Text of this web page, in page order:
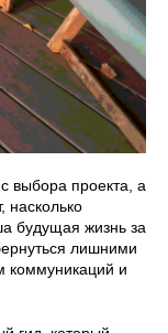
выбора проекта, а
насколько
будущая жизнь за
лишними
коммуникаций и